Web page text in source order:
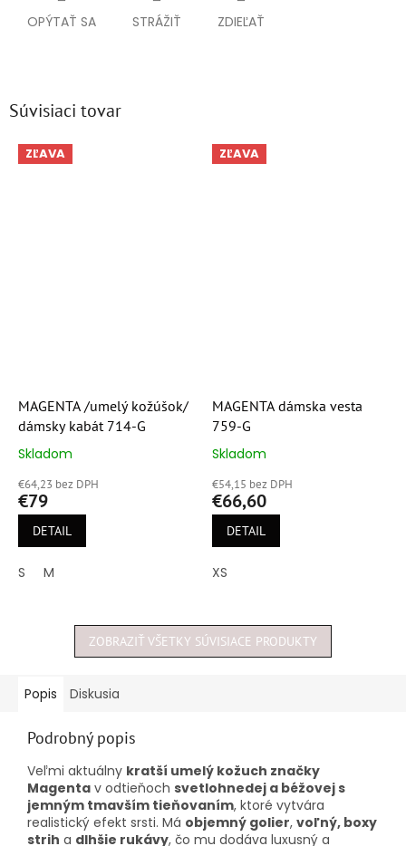
OPÝTAŤ SA STRÁŽIŤ ZDIEĽAŤ
Súvisiaci tovar
ZĽAVA
MAGENTA /umelý kožúšok/
dámsky kabát 714-G
Priemerné
produktu
je
5,0
hviezdičiek.
Skladom
€64,23 bez DPH
€79
DETAIL
S M
ZĽAVA
MAGENTA dámska vesta
759-G
Priemerné
produktu
je
4,8
hviezdičiek.
Skladom
€54,15 bez DPH
€66,60
DETAIL
XS
ZOBRAZIŤ VŠETKY SÚVISIACE PRODUKTY
Popis Diskusia
Podrobný popis
Veľmi aktuálny kratší umelý kožuch značky
Magenta v odtieňoch svetlohnedej a béžovej s
jemným tmavším tieňovaním, ktoré vytvára
realistický efekt srsti. Má objemný golier, voľný, boxy
strih a dlhšie rukávy, čo mu dodáva luxusný a